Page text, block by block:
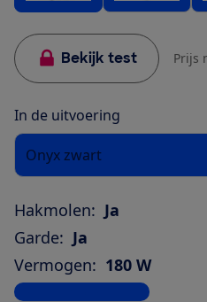
Bekijk test Prijs
In de uitvoering
Onyx zwart
Hakmolen: Ja
Garde: Ja
Vermogen: 180 W
Bekijk alle specificaties